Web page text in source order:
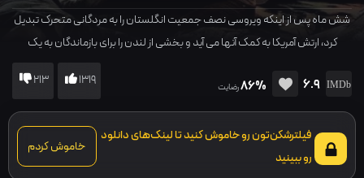
شش ماه پس از اینکه ویروسی نصف جمعیت انگلستان را به مردگانی متحرک تبدیل
کرد، ارتش آمریکا به کمک آنها می آید و بخشی از لندن را برای بازماندگان به یک
پناهگاه تبدیل می کند. اما همه چیز مطابق نقشه پیش نمی رود و فردی که ناقل این
ویروس است وارد منطقه امن می شود و...
6.9
86%رضایت 1319
213
فیلترشکن‌تون رو خاموش کنید تا لینک‌های دانلود
رو ببینید
خاموش کردم